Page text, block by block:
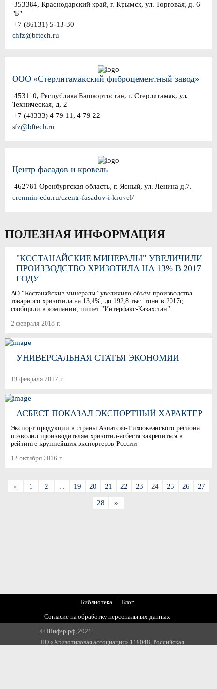
353384, Краснодарский край, г. Крымск, ул. Торговая, д. 6
"Б"
+7 (86131) 5-13-30
chfz@bftech.ru
ООО «Стерлитамакский фиброцементный завод»
453110, Республика Башкортостан, г. Стерлитамак, ул.
Техническая, д. 2
+7 (48333) 4 79 11, 4 79 22
sfz@bftech.ru
Центр фасадов и кровель
462781 Оренбургская область, г. Ясный, ул. Ленина д.7.
orenmin-edu.ru/czentr-fasadov-i-krovel/
ПОЛЕЗНАЯ ИНФОРМАЦИЯ
"КОСТАНАЙСКИЕ МИНЕРАЛЫ" УВЕЛИЧИЛИ
ПРОИЗВОДСТВО ХРИЗОТИЛА НА 13% В 2017
ГОДУ
АО "Костанайские минералы" увеличило объем производства
товарного хризотила на 13,4%, до 192,8 тыс. тонн в 2017г,
сообщили в компании, пишет "Интерфакс-Казахстан".
2 февраля 2018 г.
УНИВЕРСАЛЬНАЯ СТАТЬЯ ЭКОНОМИИ
19 февраля 2017 г.
АСБЕСТ ПОКАЗАЛ ЭКСПОРТНЫЙ ХАРАКТЕР
Экспорт продукции в страны Азиатско-Тихоокеанского региона
позволил производителям хризотил-асбеста закрепиться в
рейтинге крупнейших экспортеров России
12 октября 2016 г.
« 1 2 ... 19 20 21 22 23 24 25 26 27
28 »
Библиотека
Блог
Согласие на обработку персональных данных
© Шифер.рф, 2021
НО «Хризотиловая ассоциация» 119048, Российская